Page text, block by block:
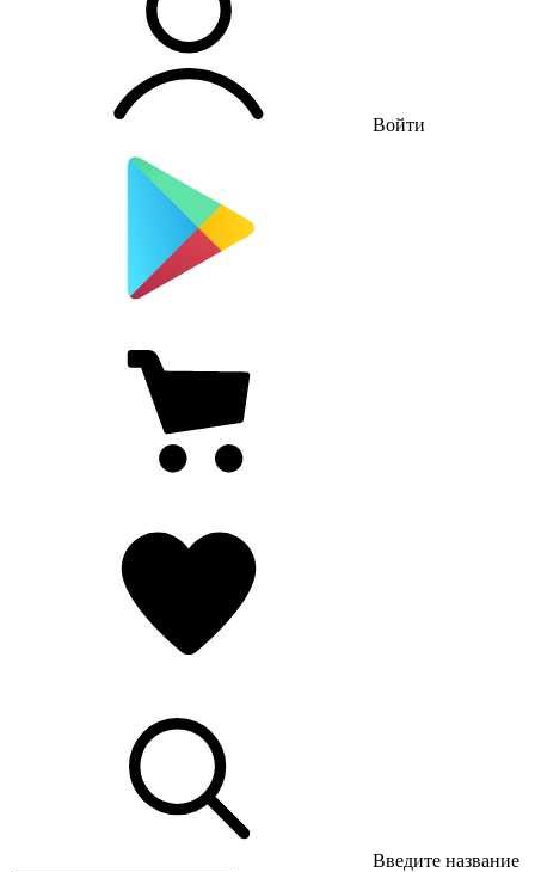
Войти
Введите название